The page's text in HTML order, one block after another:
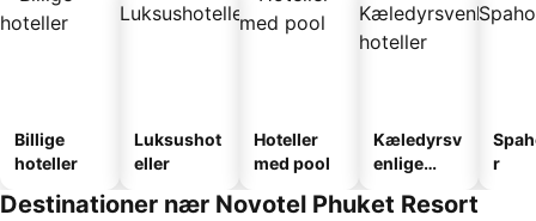
Billige
hoteller
Luksushot
eller
Hoteller
med pool
Kæledyrsv
enlige
r
Destinationer nær Novotel Phuket Resort